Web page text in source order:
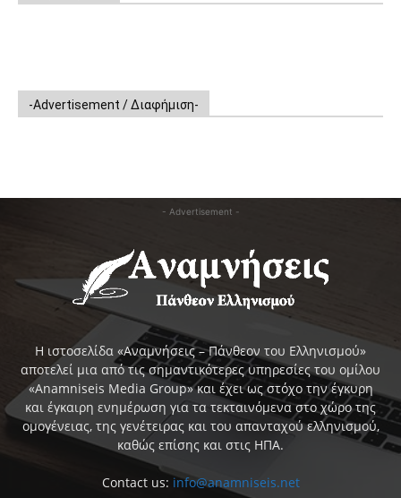
-Advertisement / Διαφήμιση-
- Advertisement -
Η ιστοσελίδα «Αναμνήσεις – Πάνθεον του Ελληνισμού»
αποτελεί μια από τις σημαντικότερες υπηρεσίες του ομίλου
«Anamniseis Media Group» και έχει ως στόχο την έγκυρη
και έγκαιρη ενημέρωση για τα τεκταινόμενα στο χώρο της
ομογένειας, της γενέτειρας και του απανταχού ελληνισμού,
καθώς επίσης και στις ΗΠΑ.
Contact us: info@anamniseis.net